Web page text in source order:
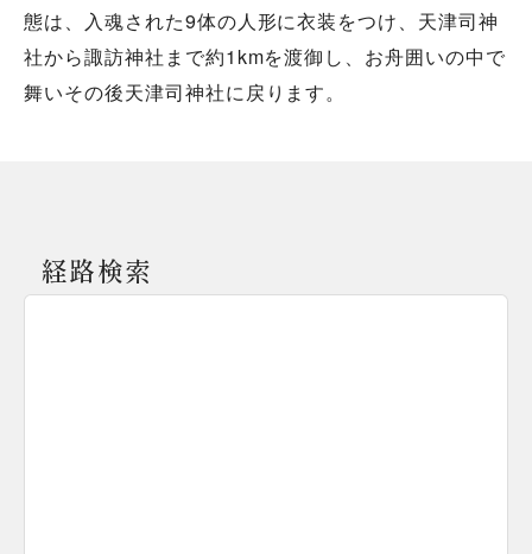
態は、入魂された9体の人形に衣装をつけ、天津司神
社から諏訪神社まで約1kmを渡御し、お舟囲いの中で
舞いその後天津司神社に戻ります。
経路検索